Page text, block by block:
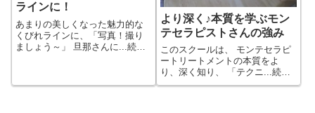
ラインに！
あまりの美しくなった魅力的な
くびれラインに、「写真！撮り
ましょう～」 旦那さんに...続き
より深く♪本質を学ぶモン
テセラピストさんの強み
このスクールは、 モンテセラピ
ートリートメントの本質をよ
り、深く知り、 「テクニ...続き
をもっと見る